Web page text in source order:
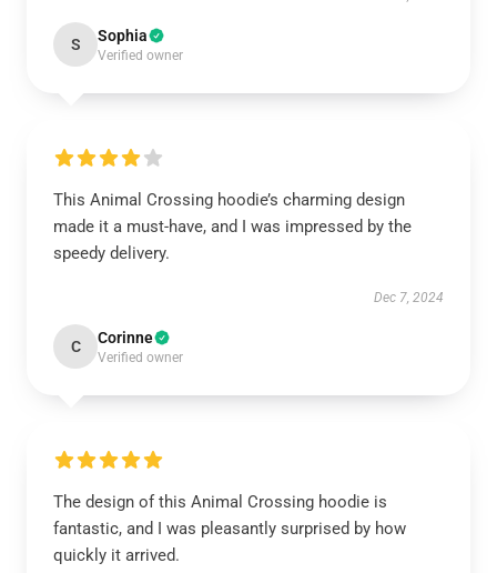
S Sophia
Verified owner
This Animal Crossing hoodie’s charming design
made it a must-have, and I was impressed by the
speedy delivery.
Dec 7, 2024
C Corinne
Verified owner
The design of this Animal Crossing hoodie is
fantastic, and I was pleasantly surprised by how
quickly it arrived.